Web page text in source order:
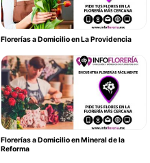
Florerías a Domicilio en La Providencia
Florerías a Domicilio en Mineral de la
Reforma